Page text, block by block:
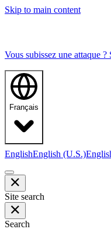
Skip to main content
Vous subissez une attaque ?
Français
EnglishEnglish (U.S.)
Site search
Search